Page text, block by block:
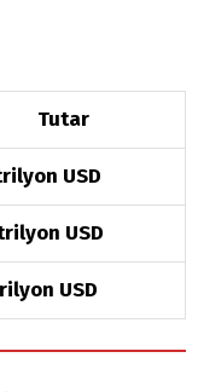
Tutar
USD
USD
USD